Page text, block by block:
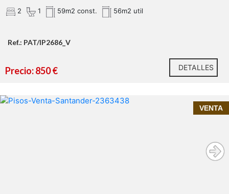
¿Te interesa esta vivienda?
2 1 59m2 const. 56m2 util
Ref.: PAT/IP2686_V
Precio: 850 € DETALLES
VENTA
InmoPrime21, tu inmobiliaria de confianza en